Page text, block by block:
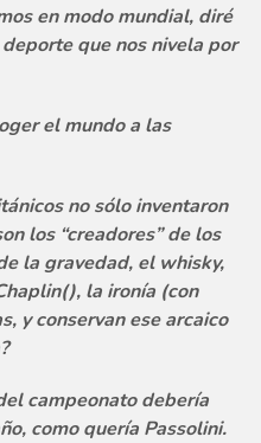
en modo mundial, diré
que nos nivela por
el mundo a las
no sólo inventaron
los “creadores” de los
la gravedad, el whisky,
la ironía (con
y conservan ese arcaico
campeonato debería
como quería Passolini.